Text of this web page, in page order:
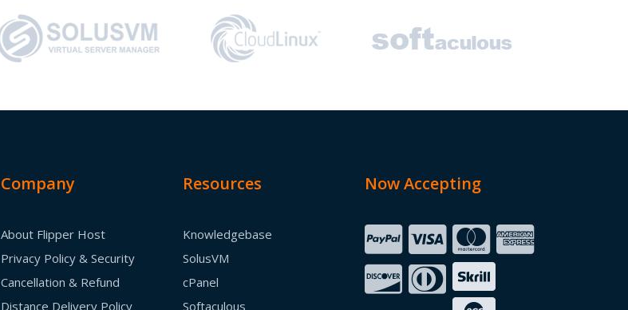
Company
About Flipper Host
Privacy Policy & Security
Cancellation & Refund
Distance Delivery Policy
Resources
Knowledgebase
SolusVM
cPanel
Softaculous
Now Accepting